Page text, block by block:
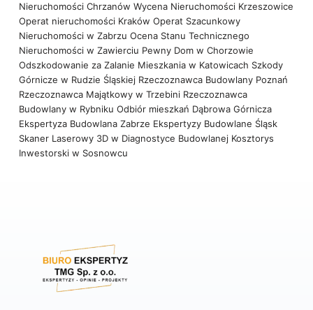
Nieruchomości Chrzanów Wycena Nieruchomości Krzeszowice
Operat nieruchomości Kraków Operat Szacunkowy
Nieruchomości w Zabrzu Ocena Stanu Technicznego
Nieruchomości w Zawierciu Pewny Dom w Chorzowie
Odszkodowanie za Zalanie Mieszkania w Katowicach Szkody
Górnicze w Rudzie Śląskiej Rzeczoznawca Budowlany Poznań
Rzeczoznawca Majątkowy w Trzebini Rzeczoznawca
Budowlany w Rybniku Odbiór mieszkań Dąbrowa Górnicza
Ekspertyza Budowlana Zabrze Ekspertyzy Budowlane Śląsk
Skaner Laserowy 3D w Diagnostyce Budowlanej Kosztorys
Inwestorski w Sosnowcu